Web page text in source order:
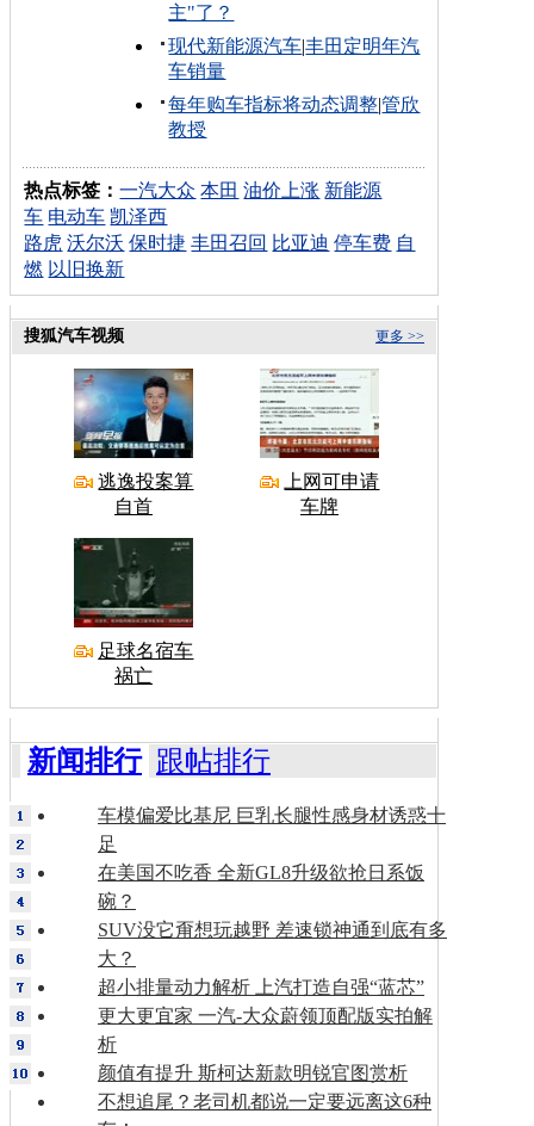
主"了？
现代新能源汽车|丰田定明年汽
车销量
每年购车指标将动态调整|管欣
教授
热点标签：一汽大众 本田 油价上涨 新能源
车 电动车 凯泽西
路虎 沃尔沃 保时捷 丰田召回 比亚迪 停车费 自
燃 以旧换新
更多 >>
搜狐汽车视频
逃逸投案算
自首
上网可申请
车牌
足球名宿车
祸亡
新闻排行 跟帖排行
车模偏爱比基尼 巨乳长腿性感身材诱惑十
足
在美国不吃香 全新GL8升级欲抢日系饭
碗？
SUV没它甭想玩越野 差速锁神通到底有多
大？
超小排量动力解析 上汽打造自强“蓝芯”
更大更宜家 一汽-大众蔚领顶配版实拍解
析
颜值有提升 斯柯达新款明锐官图赏析
不想追尾？老司机都说一定要远离这6种